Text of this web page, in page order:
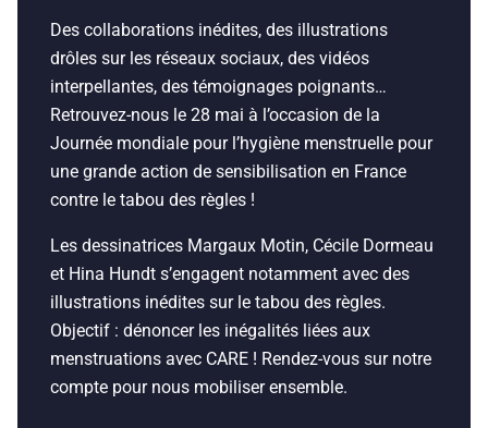
Des collaborations inédites, des illustrations
drôles sur les réseaux sociaux, des vidéos
interpellantes, des témoignages poignants…
Retrouvez-nous le 28 mai à l’occasion de la
Journée mondiale pour l’hygiène menstruelle pour
une grande action de sensibilisation en France
contre le tabou des règles !
Les dessinatrices Margaux Motin, Cécile Dormeau
et Hina Hundt s’engagent notamment avec des
illustrations inédites sur le tabou des règles.
Objectif : dénoncer les inégalités liées aux
menstruations avec CARE ! Rendez-vous sur notre
compte pour nous mobiliser ensemble.